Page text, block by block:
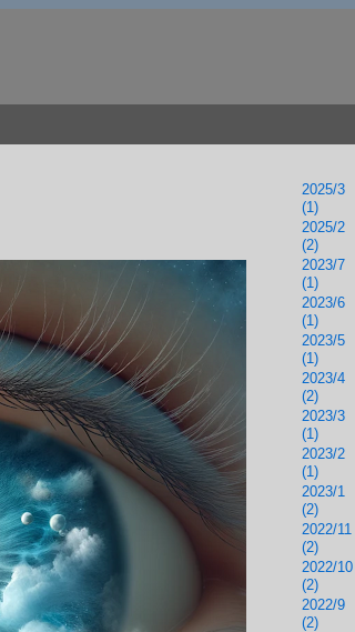
2025/3
(1)
2025/2
(2)
2023/7
(1)
2023/6
(1)
2023/5
(1)
2023/4
(2)
2023/3
(1)
2023/2
(1)
2023/1
(2)
2022/11
(2)
2022/10
(2)
2022/9
(2)